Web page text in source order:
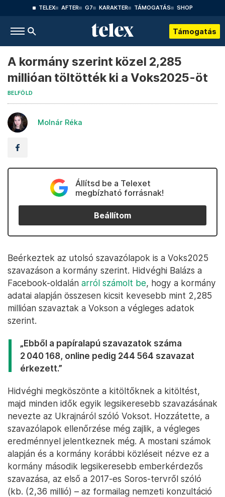
TELEX AFTER G7 KARAKTER TÁMOGATÁS SHOP
Támogatás
A kormány szerint közel 2,285
millióan töltötték ki a Voks2025-öt
BELFÖLD
Molnár Réka
Állítsd be a Telexet
megbízható forrásnak!
Beállítom
Beérkeztek az utolsó szavazólapok is a Voks2025
szavazáson a kormány szerint. Hidvéghi Balázs a
Facebook-oldalán arról számolt be, hogy a kormány
adatai alapján összesen kicsit kevesebb mint 2,285
millióan szavaztak a Vokson a végleges adatok
szerint.
„Ebből a papíralapú szavazatok száma
2 040 168, online pedig 244 564 szavazat
érkezett.”
Hidvéghi megköszönte a kitöltőknek a kitöltést,
majd minden idők egyik legsikeresebb szavazásának
nevezte az Ukrajnáról szóló Voksot. Hozzátette, a
szavazólapok ellenőrzése még zajlik, a végleges
eredménnyel jelentkeznek még. A mostani számok
alapján és a kormány korábbi közléseit nézve ez a
kormány második legsikeresebb emberkérdezős
szavazása, az első a 2017-es Soros-tervről szóló
(kb. (2,36 millió) – az formailag nemzeti konzultáció